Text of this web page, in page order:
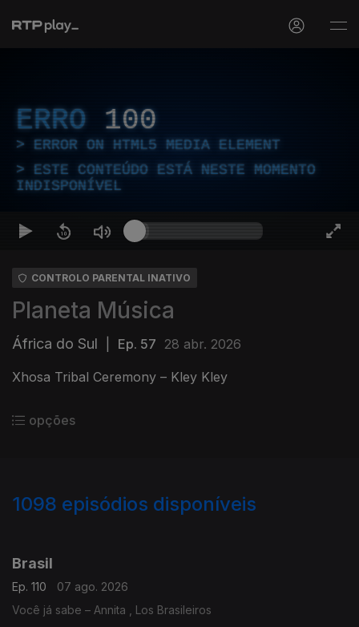
ERRO 100
ERROR ON HTML5 MEDIA ELEMENT
ESTE CONTEÚDO ESTÁ NESTE MOMENTO
INDISPONÍVEL
CONTROLO PARENTAL INATIVO
Planeta Música
África do Sul Ep. 57 28 abr. 2026
Xhosa Tribal Ceremony – Kley Kley
opções
1098 episódios disponíveis
Brasil
Ep. 110
07 ago. 2026
Você já sabe – Annita , Los Brasileiros